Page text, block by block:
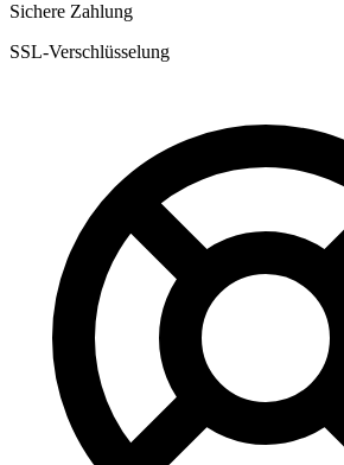
Sichere Zahlung
SSL-Verschlüsselung